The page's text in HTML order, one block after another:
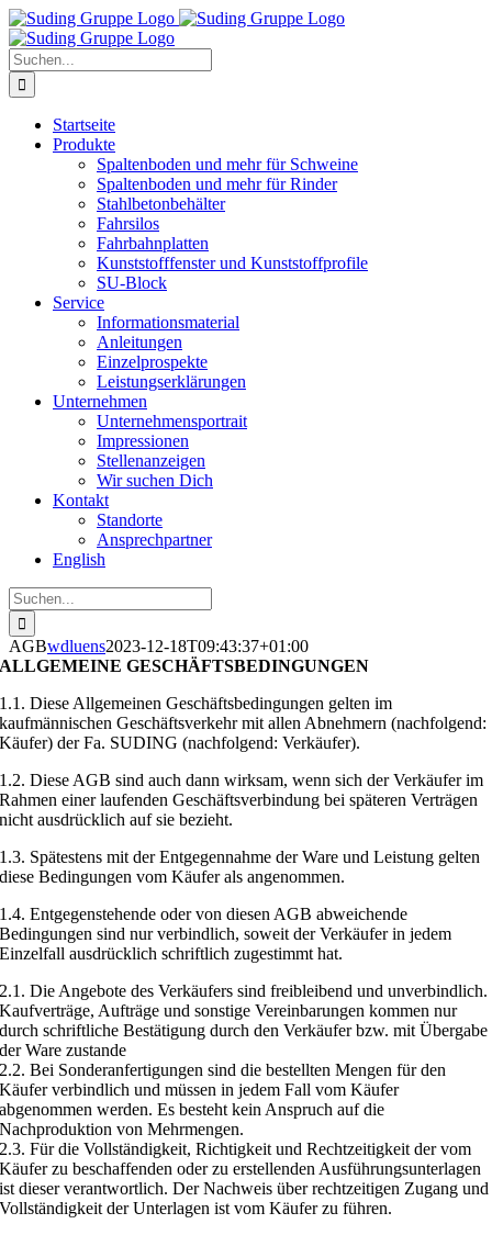
Zum
Inhalt
springen
Suche
nach:
Startseite
Produkte
Spaltenboden und mehr für Schweine
Spaltenboden und mehr für Rinder
Stahlbetonbehälter
Fahrsilos
Fahrbahnplatten
Kunststofffenster und Kunststoffprofile
SU-Block
Service
Informationsmaterial
Anleitungen
Einzelprospekte
Leistungserklärungen
Unternehmen
Unternehmensportrait
Impressionen
Stellenanzeigen
Wir suchen Dich
Kontakt
Standorte
Ansprechpartner
English
Suche
nach:
AGBwdluens2023-12-18T09:43:37+01:00
ALLGEMEINE GESCHÄFTSBEDINGUNGEN
1.1. Diese Allgemeinen Geschäftsbedingungen gelten im
kaufmännischen Geschäftsverkehr mit allen Abnehmern (nachfolgend:
Käufer) der Fa. SUDING (nachfolgend: Verkäufer).
1.2. Diese AGB sind auch dann wirksam, wenn sich der Verkäufer im
Rahmen einer laufenden Geschäftsverbindung bei späteren Verträgen
nicht ausdrücklich auf sie bezieht.
1.3. Spätestens mit der Entgegennahme der Ware und Leistung gelten
diese Bedingungen vom Käufer als angenommen.
1.4. Entgegenstehende oder von diesen AGB abweichende
Bedingungen sind nur verbindlich, soweit der Verkäufer in jedem
Einzelfall ausdrücklich schriftlich zugestimmt hat.
2.1. Die Angebote des Verkäufers sind freibleibend und unverbindlich.
Kaufverträge, Aufträge und sonstige Vereinbarungen kommen nur
durch schriftliche Bestätigung durch den Verkäufer bzw. mit Übergabe
der Ware zustande
2.2. Bei Sonderanfertigungen sind die bestellten Mengen für den
Käufer verbindlich und müssen in jedem Fall vom Käufer
abgenommen werden. Es besteht kein Anspruch auf die
Nachproduktion von Mehrmengen.
2.3. Für die Vollständigkeit, Richtigkeit und Rechtzeitigkeit der vom
Käufer zu beschaffenden oder zu erstellenden Ausführungsunterlagen
ist dieser verantwortlich. Der Nachweis über rechtzeitigen Zugang und
Vollständigkeit der Unterlagen ist vom Käufer zu führen.